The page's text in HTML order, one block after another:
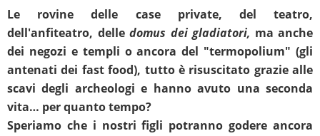
Le rovine delle case private, del teatro,
dell'anfiteatro, delle domus dei gladiatori, ma anche
dei negozi e templi o ancora del "termopolium" (gli
antenati dei fast food), tutto è risuscitato grazie alle
scavi degli archeologi e hanno avuto una seconda
vita… per quanto tempo?
Speriamo che i nostri figli potranno godere ancora